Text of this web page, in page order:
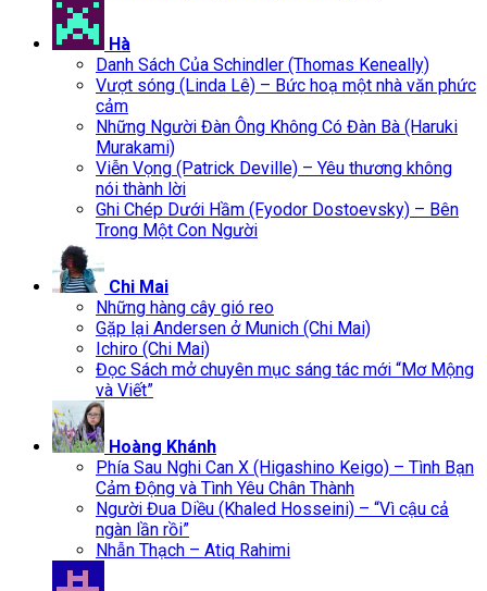
Hà
Danh Sách Của Schindler (Thomas Keneally)
Vượt sóng (Linda Lê) – Bức hoạ một nhà văn phức
cảm
Những Người Đàn Ông Không Có Đàn Bà (Haruki
Murakami)
Viễn Vọng (Patrick Deville) – Yêu thương không
nói thành lời
Ghi Chép Dưới Hầm (Fyodor Dostoevsky) – Bên
Trong Một Con Người
Chi Mai
Những hàng cây gió reo
Gặp lại Andersen ở Munich (Chi Mai)
Ichiro (Chi Mai)
Đọc Sách mở chuyên mục sáng tác mới “Mơ Mộng
và Viết”
Hoàng Khánh
Phía Sau Nghi Can X (Higashino Keigo) – Tình Bạn
Cảm Động và Tình Yêu Chân Thành
Người Đua Diều (Khaled Hosseini) – “Vì cậu cả
ngàn lần rồi”
Nhẫn Thạch – Atiq Rahimi